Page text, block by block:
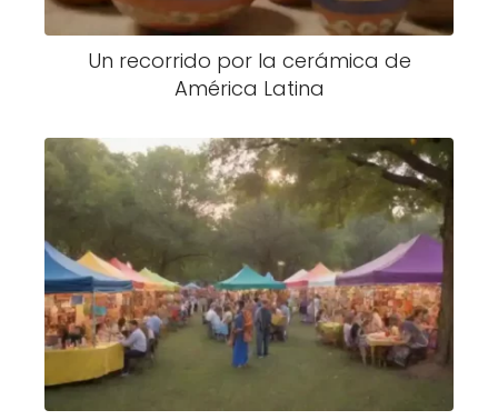
Un recorrido por la cerámica de
América Latina